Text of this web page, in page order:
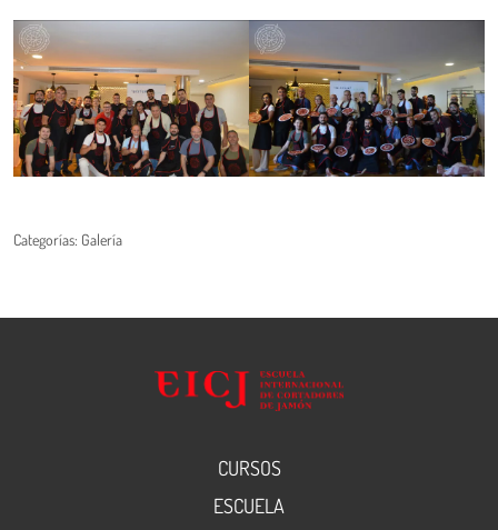
Categorías: Galería
CURSOS
ESCUELA